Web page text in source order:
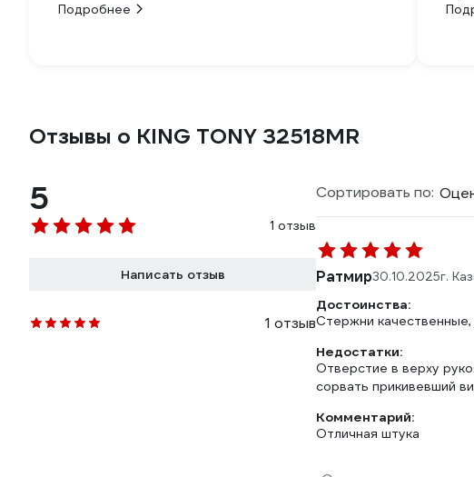
Подробнее
Отзывы о KING TONY 32518MR
5
1 отзыв
Написать отзыв
1 отзыв
Сортировать по:
Ратмир30.10.2025г.
Достоинства:
Стержни качественные,
Недостатки:
Отверстие в верху
сорвать прикивевший
Комментарий:
Отличная штука